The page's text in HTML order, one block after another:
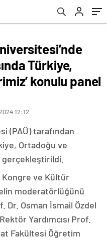
Türkiye,
konulu panel
12:12
(PAÜ) tarafından
Ortadoğu ve
gerçekleştirildi.
Kongre ve Kültür
moderatörlüğünü
Dr. Osman İsmail Özdel
Yardımcısı Prof.
Fakültesi Öğretim